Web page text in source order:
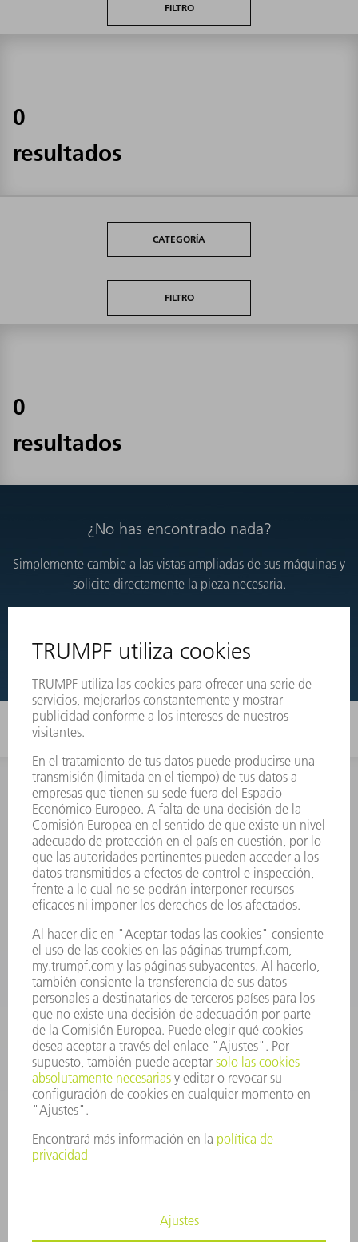
FILTRO
0
resultados
CATEGORÍA
FILTRO
0
resultados
¿No has encontrado nada?
Simplemente cambie a las vistas ampliadas de sus máquinas y
solicite directamente la pieza necesaria.
VISTAS DESARROLLADAS
INFORMACIÓN
Preguntas más frecuentes
Condiciones generales de venta
CONTACTO
Departamento de Repuestos
+34 91 657 36 70
Viernes de 8h – 17h
repuestos@es.trumpf.com
CONTACTO
Departamento de Utillaje
+34 91 657 36 69
Lunes a Jueves de 8h – 18h
Viernes de 8h – 17h
utillaje@trumpf.com